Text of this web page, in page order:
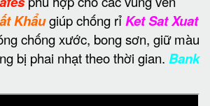
Khẩugiúp chống rỉKet Sat Xuat
chống xước, bong sơn, giữ màu
bị phai nhạt theo thời gian. Bank